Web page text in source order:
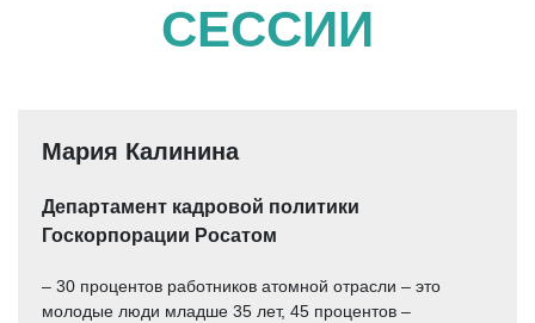
СЕССИИ
Мария Калинина
Департамент кадровой политики
Госкорпорации Росатом
– 30 процентов работников атомной отрасли – это
молодые люди младше 35 лет, 45 процентов –